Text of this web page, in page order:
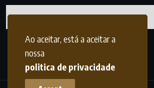
Ao aceitar, está a aceitar a
nossa
politica de privacidade